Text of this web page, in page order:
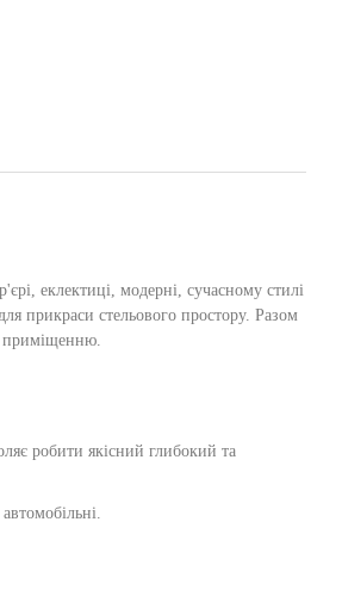
еклектиці, модерні, сучасному стилі
прикраси стельового простору. Разом
приміщенню.
робити якісний глибокий та